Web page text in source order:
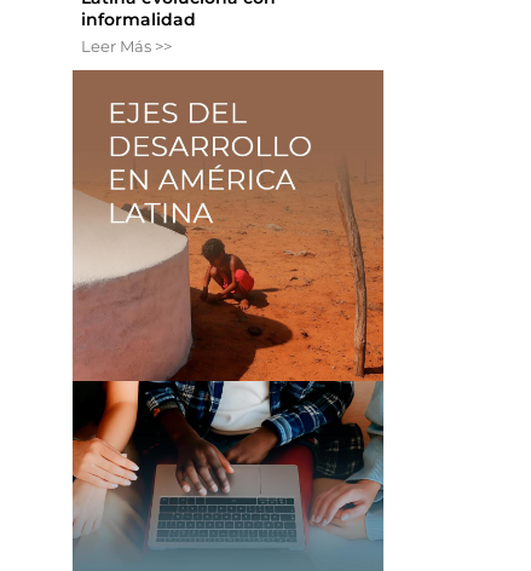
informalidad
Leer Más >>